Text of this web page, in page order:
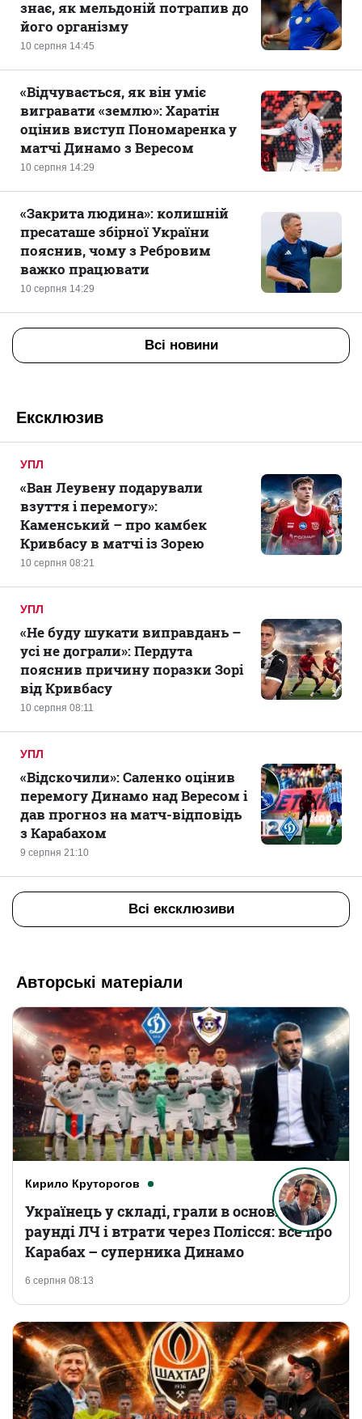
10 серпня 14:45
знає, як мельдоній потрапив до
його організму
10 серпня 14:29
«Відчувається, як він уміє
вигравати «землю»: Харатін
оцінив виступ Пономаренка у
матчі Динамо з Вересом
10 серпня 14:29
«Закрита людина»: колишній
пресаташе збірної України
пояснив, чому з Ребровим
важко працювати
Всі новини
Ексклюзив
УПЛ
10 серпня 08:21
«Ван Леувену подарували
взуття і перемогу»:
Каменський – про камбек
Кривбасу в матчі із Зорею
УПЛ
10 серпня 08:11
«Не буду шукати виправдань –
усі не дограли»: Пердута
пояснив причину поразки Зорі
від Кривбасу
УПЛ
9 серпня 21:10
«Відскочили»: Саленко оцінив
перемогу Динамо над Вересом і
дав прогноз на матч-відповідь
з Карабахом
Всі ексклюзиви
Авторські матеріали
Кирило Круторогов
6 серпня 08:13
Українець у складі, грали в основному
раунді ЛЧ і втрати через Полісся: все про
Карабах – суперника Динамо